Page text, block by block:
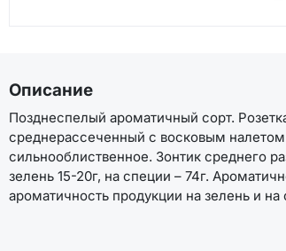
Описание
Позднеспелый ароматичный сорт.
среднерассеченный с восковым
сильнооблиственное. Зонтик среднего
зелень 15-20г, на специи – 74г.
ароматичность продукции на зелень и на